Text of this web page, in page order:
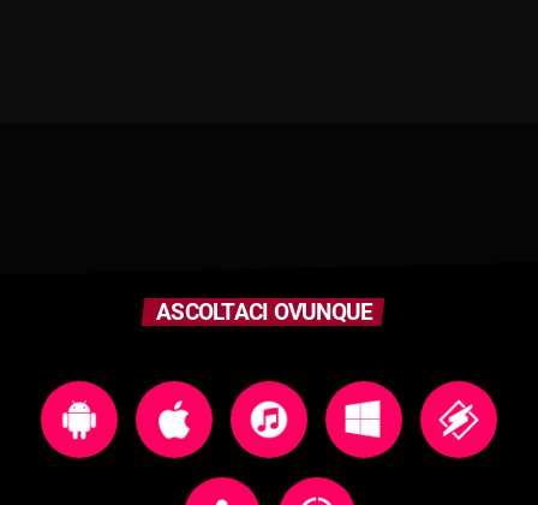
ASCOLTACI OVUNQUE